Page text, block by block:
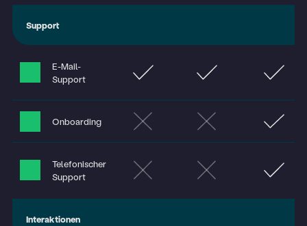
Support
E-Mail-
Support
Onboarding
Telefonischer
Support
Interaktionen